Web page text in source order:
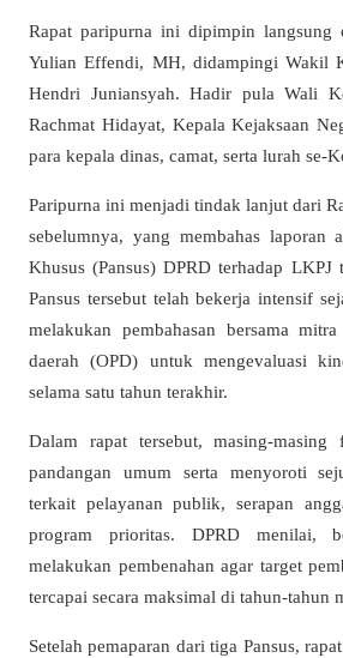
Rapat paripurna ini dipimpin langsung
Yulian Effendi, MH, didampingi Wakil
Hendri Juniansyah. Hadir pula Wali
Rachmat Hidayat, Kepala Kejaksaan
para kepala dinas, camat, serta lurah se-
Paripurna ini menjadi tindak lanjut dari
sebelumnya, yang membahas laporan
Khusus (Pansus) DPRD terhadap LKPJ
Pansus tersebut telah bekerja intensif
melakukan pembahasan bersama
daerah (OPD) untuk mengevaluasi
selama satu tahun terakhir.
Dalam rapat tersebut, masing-masing
pandangan umum serta menyoroti
terkait pelayanan publik, serapan
program prioritas. DPRD menilai,
melakukan pembenahan agar target
tercapai secara maksimal di tahun-tahun
Setelah pemaparan dari tiga Pansus,